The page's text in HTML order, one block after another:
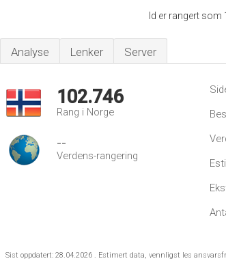
Id er rangert som
Analyse Lenker Server
102.746
Rang i Norge
--
Verdens-rangering
Sist oppdatert: 28.04.2026 . Estimert data, vennligst les